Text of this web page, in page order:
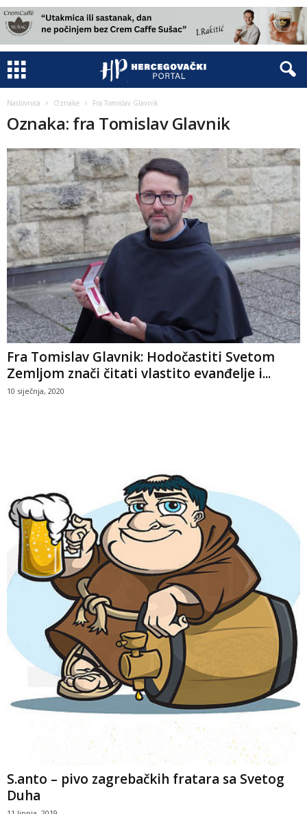
Naslovnica Oznake Fra Tomislav Glavnik
Oznaka: fra Tomislav Glavnik
Fra Tomislav Glavnik: Hodočastiti Svetom
Zemljom znači čitati vlastito evanđelje i...
10 siječnja, 2020
S.anto – pivo zagrebačkih fratara sa Svetog
Duha